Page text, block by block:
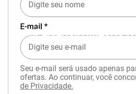
EXPERIÊNCIA MIZUNO
E-mail *
Seu e-mail será usado apenas
ofertas. Ao continuar, você
de Privacidade.